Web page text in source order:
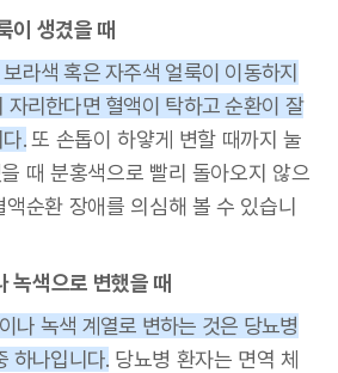
이 생겼을 때
라색 혹은 자주색 얼룩이 이동하지
자리한다면 혈액이 탁하고 순환이 잘
.또 손톱이 하얗게 변할 때까지 눌
때 분홍색으로 빨리 돌아오지 않으
액순환 장애를 의심해 볼 수 있습니
녹색으로 변했을 때
나 녹색 계열로 변하는 것은 당뇨병
하나입니다. 당뇨병 환자는 면역 체